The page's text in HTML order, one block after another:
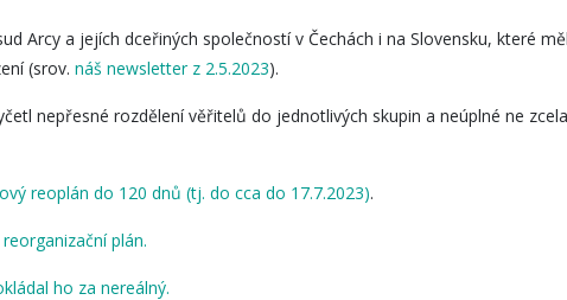
Arcy a jejích dceřiných společností v Čechách i na Slovensku, které
(srov. náš newsletter z 2.5.2023).
nepřesné rozdělení věřitelů do jednotlivých skupin a neúplné ne
reoplán do 120 dnů (tj. do cca do 17.7.2023).
plán.
ho za nereálný.